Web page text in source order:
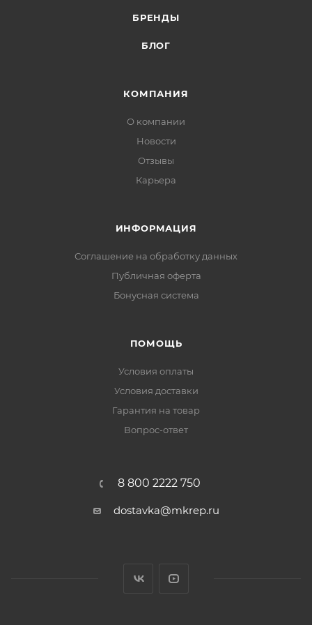
БРЕНДЫ
БЛОГ
КОМПАНИЯ
О компании
Новости
Отзывы
Карьера
ИНФОРМАЦИЯ
Соглашение на обработку данных
Публичная оферта
Бонусная система
ПОМОЩЬ
Условия оплаты
Условия доставки
Гарантия на товар
Вопрос-ответ
8 800 2222 750
dostavka@mkrep.ru